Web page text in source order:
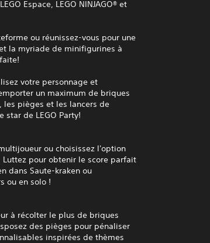
Espace, LEGO NINJAGO® et
ou réunissez-vous pour une
la myriade de minifigurines à
votre personnage et
un maximum de briques
les pièges et les lancers de
de LEGO Party!
ou choisissez l'option
pour obtenir le score parfait
dans Saute-kraken ou
ou en solo !
à récolter le plus de briques
des pièges pour pénaliser
inspirées de thèmes